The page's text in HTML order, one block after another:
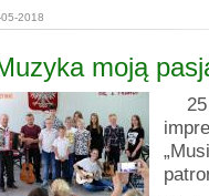
2018
moją
25